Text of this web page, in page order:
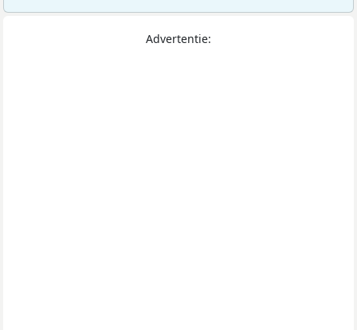
Advertentie: